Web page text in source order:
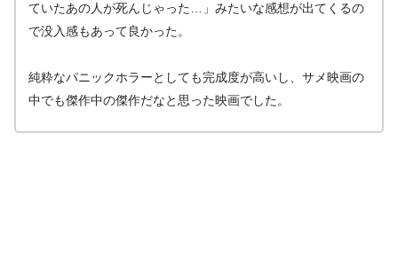
ていたあの人が死んじゃった…」みたいな感想が出てくるの
で没入感もあって良かった。
純粋なパニックホラーとしても完成度が高いし、サメ映画の
中でも傑作中の傑作だなと思った映画でした。